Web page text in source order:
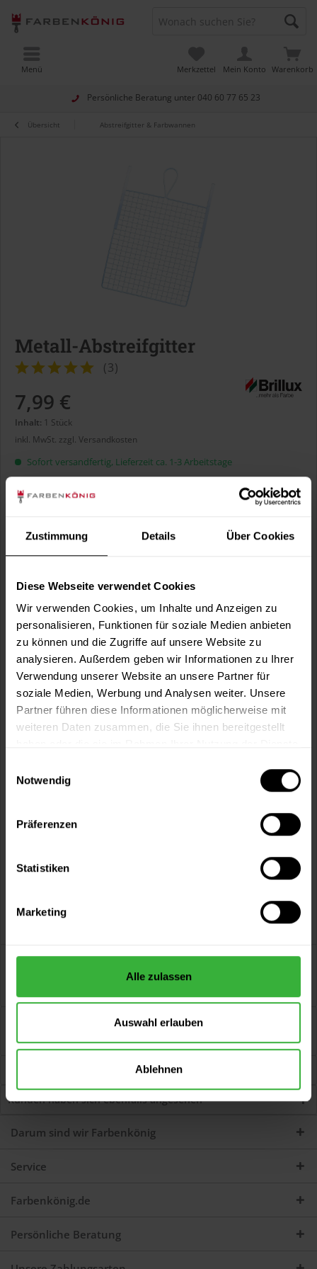
Zustimmung Details Über Cookies
Diese Webseite verwendet Cookies
Wir verwenden Cookies, um Inhalte und Anzeigen zu
personalisieren, Funktionen für soziale Medien anbieten
zu können und die Zugriffe auf unsere Website zu
analysieren. Außerdem geben wir Informationen zu Ihrer
Verwendung unserer Website an unsere Partner für
soziale Medien, Werbung und Analysen weiter. Unsere
Partner führen diese Informationen möglicherweise mit
weiteren Daten zusammen, die Sie ihnen bereitgestellt
Notwendig
Präferenzen
Statistiken
Marketing
Alle zulassen
Auswahl erlauben
Ablehnen
Persönliche Beratung unter 040 60 77 65 23
Warenkorb
Merkzettel Mein Konto
Menü
Übersicht Abstreifgitter & Farbwannen
Metall-Abstreifgitter
(3)
7,99 €
Inhalt: 1 Stück
inkl. MwSt. zzgl. Versandkosten
Sofort versandfertig, Lieferzeit ca. 1-3 Arbeitstage
Größe:
In denWarenkorb
Merken Fragen zum Artikel?
Artikel-Nr.: BX1234
Sie möchten eine größere Menge kaufen
und wünschen ein Angebot?
Kostenloser Versand ab 60 EUR
Beschreibung
Metall-Abstreifgitter Verzinkter Welldraht. Artikelbeschreibung
Verzinkter Welldraht...
Jetzt Bewertungen zum Artikel lesen...mehr
Kunden haben sich ebenfalls angesehen
Darum sind wir Farbenkönig
Service
Farbenkönig.de
Persönliche Beratung